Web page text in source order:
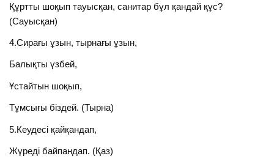
Құртты шоқып тауысқан, санитар бұл қандай құс?
(Сауысқан)
4.Сирағы ұзын, тырнағы ұзын,
Балықты үзбей,
Ұстайтын шоқып,
Тұмсығы біздей. (Тырна)
5.Кеудесі қайқандап,
Жүреді байпандап. (Қаз)